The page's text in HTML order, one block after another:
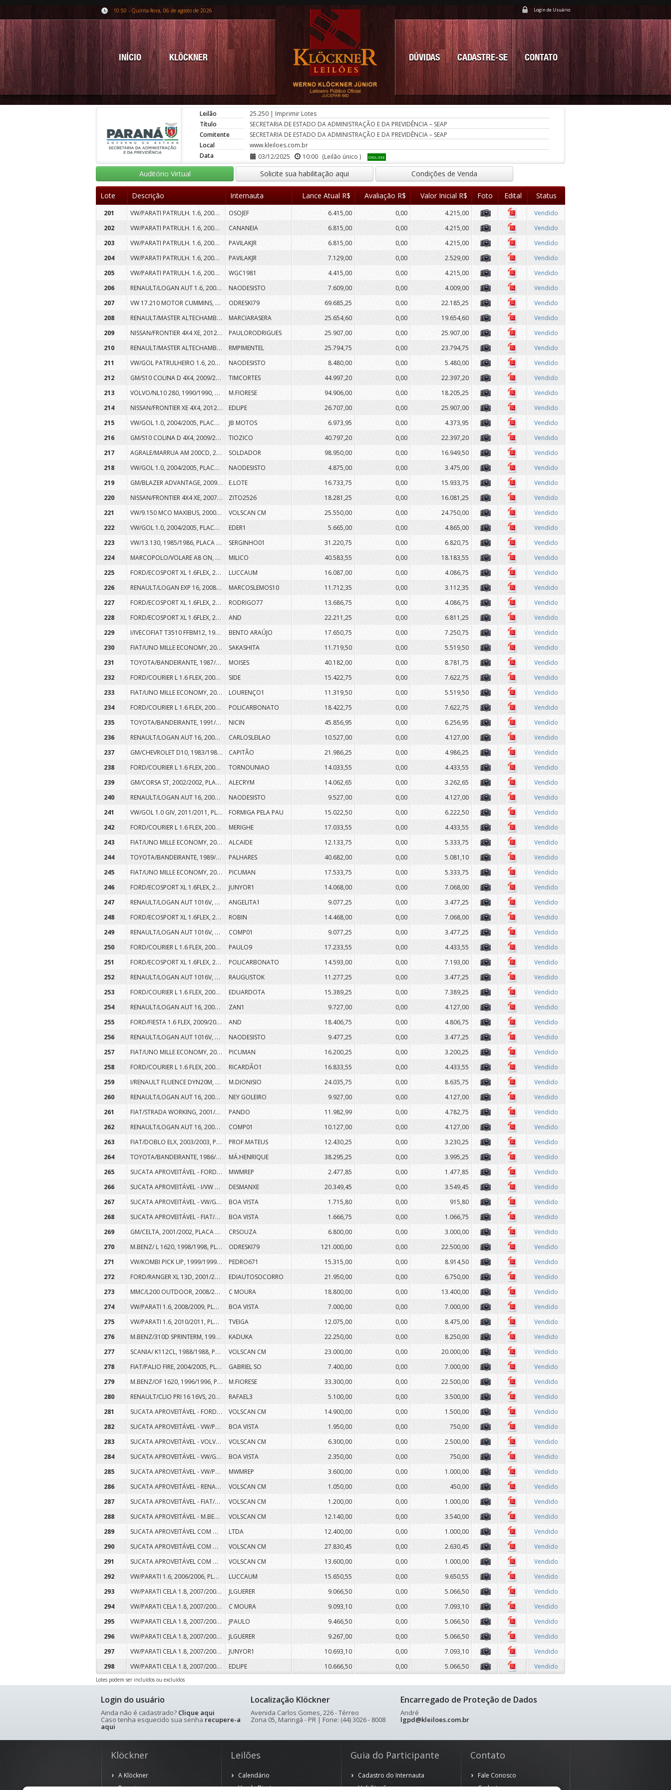
10:50 - Quinta-feira, 06 de agosto de 2026 Login de Usuário
INÍCIO KLÖCKNER CONTATO
CADASTRE-SE
DÚVIDAS
Leilão 25.250 | Imprimir Lotes
Título
SECRETARIA DE ESTADO DA ADMINISTRAÇÃO E DA PREVIDÊNCIA – SEAP
Comitente
SECRETARIA DE ESTADO DA ADMINISTRAÇÃO E DA PREVIDÊNCIA – SEAP
Local
www.kleiloes.com.br
Data
03/12/2025 10:00 (Leilão único ) ONLINE
Auditório Virtual Solicite sua habilitação aqui Condições de Venda
Lote Descrição Internauta Lance Atual R$ Avaliação R$ Valor Inicial R$ Foto Edital Status
201 VW/PARATI PATRULH. 1.6, 2004/2005, PLACA AMG9276, COR BRANCA, ALCOOL/GASOLINA OSOJEF 6.415,00 0,00 4.215,00
Vendido
202
VW/PARATI PATRULH. 1.6, 2004/2005, PLACA AMG9290, COR BRANCA, ALCOOL/GASOLINA CANANEIA 6.815,00 0,00 4.215,00
Vendido
203
VW/PARATI PATRULH. 1.6, 2004/2005, PLACA AMG9299, COR BRANCA, ALCOOL/GASOLINA PAVILAKJR 6.815,00 0,00 4.215,00
Vendido
204
VW/PARATI PATRULH. 1.6, 2004/2005, PLACA AMG9311, COR BRANCA, ALCOOL/GASOLINA PAVILAKJR 7.129,00 0,00 2.529,00
Vendido
205
VW/PARATI PATRULH. 1.6, 2004/2005, PLACA AMH0737, COR BRANCA, ALCOOL/GASOLINA WGC1981 4.415,00 0,00 4.215,00
Vendido
206
RENAULT/LOGAN AUT 1.6, 2008/2008, PLACA AQN1636, COR BRANCA, ALCOOL/GASOLINA NAODESISTO 7.609,00 0,00 4.009,00
Vendido
207
VW 17.210 MOTOR CUMMINS, 2002/2002, PLACA AKW8344, COR VERMELHA, DIESEL ODRESKI79 69.685,25 0,00 22.185,25
Vendido
208
RENAULT/MASTER ALTECHAMB, 2008/2008, PLACA AQZ4616, COR VERMELHA, DIESEL MARCIARASERA 25.654,60 0,00 19.654,60
Vendido
209
NISSAN/FRONTIER 4X4 XE, 2012/2013, PLACA AWA1549, COR VERMELHA, DIESEL PAULORODRIGUES 25.907,00 0,00 25.907,00
Vendido
210
RENAULT/MASTER ALTECHAMB, 2008/2009, PLACA ARB4998, COR VERMELHA, DIESEL RMPIMENTEL 25.794,75 0,00 23.794,75
Vendido
211
VW/GOL PATRULHEIRO 1.6, 2006/2007, PLACA AOL5255, COR VERMELHA, ALCOOL/GASOLINA NAODESISTO 8.480,00 0,00 5.480,00
Vendido
212
GM/S10 COLINA D 4X4, 2009/2010, PLACA ASI5332, COR VERMELHA, DIESEL TIMCORTES 44.997,20 0,00 22.397,20
Vendido
213
VOLVO/NL10 280, 1990/1990, PLACA ABR5494, COR VERMELHA, DIESEL M.FIORESE 94.906,00 0,00 18.205,25
Vendido
214
NISSAN/FRONTIER XE 4X4, 2012/2013, PLACA AWA1532, COR VERMELHA, DIESEL EDLIPE 26.707,00 0,00 25.907,00
Vendido
215
VW/GOL 1.0, 2004/2005, PLACA AMN6576, COR VERMELHA, GASOLINA JB MOTOS 6.973,95 0,00 4.373,95
Vendido
216
GM/S10 COLINA D 4X4, 2009/2010, PLACA ASI5315, COR VERMELHA, DIESEL TIOZICO 40.797,20 0,00 22.397,20
Vendido
217
AGRALE/MARRUA AM 200CD, 2009/2010, PLACA ASC6554, COR VERMELHA, DIESEL SOLDADOR 98.950,00 0,00 16.949,50
Vendido
218
VW/GOL 1.0, 2004/2005, PLACA AMN6671, COR VERMELHA, GASOLINA NAODESISTO 4.875,00 0,00 3.475,00
Vendido
219
GM/BLAZER ADVANTAGE, 2009/2010, PLACA AST6607, COR BRANCA, ALCOOL/GASOLINA E.LOTE 16.733,75 0,00 15.933,75
Vendido
220
NISSAN/FRONTIER 4X4 XE, 2007/2008, PLACA API7276, COR VERMELHA, DIESEL ZITO2526 18.281,25 0,00 16.081,25
Vendido
221
VW/9.150 MCO MAXIBUS, 2000/2001, PLACA AAK7249, COR VERMELHA, DIESEL VOLSCAN CM 25.550,00 0,00 24.750,00
Vendido
222
VW/GOL 1.0, 2004/2005, PLACA AMN6674, COR VERMELHA, GASOLINA EDER1 5.665,00 0,00 4.865,00
Vendido
223
VW/13.130, 1985/1986, PLACA AIG3593, COR VERMELHA, DIESEL SERGINHO01 31.220,75 0,00 6.820,75
Vendido
224
MARCOPOLO/VOLARE A8 ON, 2004/2005, PLACA AMH6514, COR VERMELHA, DIESEL MILICO 40.583,55 0,00 18.183,55
Vendido
225
FORD/ECOSPORT XL 1.6FLEX, 2009/2009, PLACA ARP8B78, COR BRANCA, ALCOOL/GASOLINA LUCCAUM 16.087,00 0,00 4.086,75
Vendido
226
RENAULT/LOGAN EXP 16, 2008/2009, PLACA AQZ9A94, COR BRANCA, ALCOOL/GASOLINA MARCOSLEMOS10 11.712,35 0,00 3.112,35
Vendido
227
FORD/ECOSPORT XL 1.6FLEX, 2009/2009, PLACA ARP5C07, COR BRANCA, ALCOOL/GASOLINA RODRIGO77 13.686,75 0,00 4.086,75
Vendido
228
FORD/ECOSPORT XL 1.6FLEX, 2009/2009, PLACA ARP6E22, COR BRANCA, ALCOOL/GASOLINA AND 22.211,25 0,00 6.811,25
Vendido
229
I/IVECOFIAT T3510 FFBM12, 1999/1999, PLACA MBA9221, COR BRANCA, DIESEL BENTO ARAÚJO 17.650,75 0,00 7.250,75
Vendido
230
FIAT/UNO MILLE ECONOMY, 2009/2010, PLACA ARF9E22, COR BRANCA, ALCOOL/GASOLINA SAKASHITA 11.719,50 0,00 5.519,50
Vendido
231
TOYOTA/BANDEIRANTE, 1987/1987, PLACA AGY8223, COR BRANCA, DIESEL MOISES 40.182,00 0,00 8.781,75
Vendido
232
FORD/COURIER L 1.6 FLEX, 2009/2009, PLACA ARF9799, COR BRANCA, ALCOOL/GASOLINA SIDE 15.422,75 0,00 7.622,75
Vendido
233
FIAT/UNO MILLE ECONOMY, 2009/2010, PLACA ARV8B16, COR BRANCA, ALCOOL/GASOLINA LOURENÇO1 11.319,50 0,00 5.519,50
Vendido
234
FORD/COURIER L 1.6 FLEX, 2009/2009, PLACA ARG0838, COR BRANCA, ALCOOL/GASOLINA POLICARBONATO 18.422,75 0,00 7.622,75
Vendido
235
TOYOTA/BANDEIRANTE, 1991/1991, PLACA ACF8G52, COR CINZA, DIESEL NICIN 45.856,95 0,00 6.256,95
Vendido
236
RENAULT/LOGAN AUT 16, 2008/2008, PLACA AQQ6844, COR BRANCA, ALCOOL/GASOLINA CARLOSLEILAO 10.527,00 0,00 4.127,00
Vendido
237
GM/CHEVROLET D10, 1983/1983, PLACA AIQ2E52, COR BRANCA, DIESEL CAPITÃO 21.986,25 0,00 4.986,25
Vendido
238
FORD/COURIER L 1.6 FLEX, 2009/2009, PLACA ARF9H96, COR BRANCA, ALCOOL/GASOLINA TORNOUNIAO 14.033,55 0,00 4.433,55
Vendido
239
GM/CORSA ST, 2002/2002, PLACA AJC8806, COR BRANCA, GASOLINA ALECRYM 14.062,65 0,00 3.262,65
Vendido
240
RENAULT/LOGAN AUT 16, 2008/2008, PLACA AQQ6889, COR BRANCA, ALCOOL/GASOLINA NAODESISTO 9.527,00 0,00 4.127,00
Vendido
241
VW/GOL 1.0 GIV, 2011/2011, PLACA ATO5941, COR BRANCA, ALCOOL/GASOLINA FORMIGA PELA PAU 15.022,50 0,00 6.222,50
Vendido
242
FORD/COURIER L 1.6 FLEX, 2009/2009, PLACA ARF9I14, COR BRANCA, ALCOOL/GASOLINA MERIGHE 17.033,55 0,00 4.433,55
Vendido
243
FIAT/UNO MILLE ECONOMY, 2009/2010, PLACA ARF9I20, COR BRANCA, ALCOOL/GASOLINA ALCAIDE 12.133,75 0,00 5.333,75
Vendido
244
TOYOTA/BANDEIRANTE, 1989/1989, PLACA ACK0J69, COR BRANCA, DIESEL PALHARES 40.682,00 0,00 5.081,10
Vendido
245
FIAT/UNO MILLE ECONOMY, 2009/2010, PLACA ARF9I35, COR BRANCA, ALCOOL/GASOLINA PICUMAN 17.533,75 0,00 5.333,75
Vendido
246
FORD/ECOSPORT XL 1.6FLEX, 2009/2009, PLACA ARG0I14, COR BRANCA, ALCOOL/GASOLINA JUNYOR1 14.068,00 0,00 7.068,00
Vendido
247
RENAULT/LOGAN AUT 1016V, 2008/2009, PLACA AQR0485, COR BRANCA, ALCOOL/GASOLINA ANGELITA1 9.077,25 0,00 3.477,25
Vendido
248
FORD/ECOSPORT XL 1.6FLEX, 2009/2009, PLACA ARG0H98, COR BRANCA, ALCOOL/GASOLINA ROBIN 14.468,00 0,00 7.068,00
Vendido
249
RENAULT/LOGAN AUT 1016V, 2008/2009, PLACA AQR0527, COR BRANCA, ALCOOL/GASOLINA COMP01 9.077,25 0,00 3.477,25
Vendido
250
FORD/COURIER L 1.6 FLEX, 2009/2009, PLACA ARG0I35, COR BRANCA, ALCOOL/GASOLINA PAULO9 17.233,55 0,00 4.433,55
Vendido
251
FORD/ECOSPORT XL 1.6FLEX, 2009/2009, PLACA ARG0I42, COR BRANCA, ALCOOL/GASOLINA POLICARBONATO 14.593,00 0,00 7.193,00
Vendido
252
RENAULT/LOGAN AUT 1016V, 2008/2009, PLACA AQR0532, COR BRANCA, ALCOOL/GASOLINA RAUGUSTOK 11.277,25 0,00 3.477,25
Vendido
253
FORD/COURIER L 1.6 FLEX, 2009/2009, PLACA ARU0D83, COR BRANCA, ALCOOL/GASOLINA EDUARDOTA 15.389,25 0,00 7.389,25
Vendido
254
RENAULT/LOGAN AUT 16, 2008/2008, PLACA AQR6368, COR BRANCA, ALCOOL/GASOLINA ZAN1 9.727,00 0,00 4.127,00
Vendido
255
FORD/FIESTA 1.6 FLEX, 2009/2009, PLACA ARU8C47, COR BRANCA, ALCOOL/GASOLINA AND 18.406,75 0,00 4.806,75
Vendido
256
RENAULT/LOGAN AUT 1016V, 2008/2009, PLACA AQR6442, COR BRANCA, ALCOOL/GASOLINA NAODESISTO 9.477,25 0,00 3.477,25
Vendido
257
FIAT/UNO MILLE ECONOMY, 2009/2010, PLACA ARV7J68, COR BRANCA, ALCOOL/GASOLINA PICUMAN 16.200,25 0,00 3.200,25
Vendido
258
FORD/COURIER L 1.6 FLEX, 2009/2009, PLACA ARF9I09, COR BRANCA, ALCOOL/GASOLINA RICARDÃO1 16.833,55 0,00 4.433,55
Vendido
259
I/RENAULT FLUENCE DYN20M, 2012/2013, PLACA AVF2F45, COR BRANCA, ALCOOL/GASOLINA M.DIONISIO 24.035,75 0,00 8.635,75
Vendido
260
RENAULT/LOGAN AUT 16, 2008/2008, PLACA AQR6471, COR BRANCA, ALCOOL/GASOLINA NEY GOLEIRO 9.927,00 0,00 4.127,00
Vendido
261
FIAT/STRADA WORKING, 2001/2001, PLACA DDS9G55, COR AZUL, GASOLINA PANDO 11.982,99 0,00 4.782,75
Vendido
262
RENAULT/LOGAN AUT 16, 2008/2008, PLACA AQS0325, COR BRANCA, ALCOOL/GASOLINA COMP01 10.127,00 0,00 4.127,00
Vendido
263
FIAT/DOBLO ELX, 2003/2003, PLACA HBH0528, COR PRATA, GASOLINA PROF.MATEUS 12.430,25 0,00 3.230,25
Vendido
264
TOYOTA/BANDEIRANTE, 1986/1986, PLACA AIU7714, COR VERDE, DIESEL MÁ.HENRIQUE 38.295,25 0,00 3.995,25
Vendido
265
SUCATA APROVEITÁVEL - FORD/COURIER L 1.6 FLEX, 2009/2009, PLACA ARF9811, COR BRANCA, ALCOOL/GASOLINA MWMREP 2.477,85 0,00 1.477,85
Vendido
266
SUCATA APROVEITÁVEL - I/VW AMAROK CD 4X4 S, 2012/2013, PLACA AWI7032, COR BRANCA, DIESEL DESMANXE 20.349,45 0,00 3.549,45
Vendido
267
SUCATA APROVEITÁVEL - VW/GOL 1.0, 2007/2007, PLACA AOS7559, COR BRANCA, ALCOOL/GASOLINA BOA VISTA 1.715,80 0,00 915,80
Vendido
268
SUCATA APROVEITÁVEL - FIAT/UNO MILLE ECONOMY, 2009/2010, PLACA ARV8126, COR BRANCA, ALCOOL/GASOLINA BOA VISTA 1.666,75 0,00 1.066,75
Vendido
269
GM/CELTA, 2001/2002, PLACA AGE7212, COR PRATA, GASOLINA CRSOUZA 6.800,00 0,00 3.000,00
Vendido
270
M.BENZ/ L 1620, 1998/1998, PLACA AID1595, COR BRANCA, DIESEL ODRESKI79 121.000,00 0,00 22.500,00
Vendido
271
VW/KOMBI PICK UP, 1999/1999, PLACA AIK8659, COR BRANCA, GASOLINA PEDRO671 15.315,00 0,00 8.914,50
Vendido
272
FORD/RANGER XL 13D, 2001/2001, PLACA AJZ7216, COR CINZA, DIESEL EDIAUTOSOCORRO 21.950,00 0,00 6.750,00
Vendido
273
MMC/L200 OUTDOOR, 2008/2008, PLACA AQG4F41, COR PRATA, DIESEL C MOURA 18.800,00 0,00 13.400,00
Vendido
274
VW/PARATI 1.6, 2008/2009, PLACA AQG3818, COR BRANCA, ALCOOL/GASOLINA BOA VISTA 7.000,00 0,00 7.000,00
Vendido
275
VW/PARATI 1.6, 2010/2011, PLACA ASU8331, COR BRANCA, ALCOOL/GASOLINA TVEIGA 12.075,00 0,00 8.475,00
Vendido
276
M.BENZ/310D SPRINTERM, 1998/1998, PLACA CPI0604, COR BRANCA, DIESEL KADUKA 22.250,00 0,00 8.250,00
Vendido
277
SCANIA/ K112CL, 1988/1988, PLACA EDN8126, COR BRANCA, DIESEL VOLSCAN CM 23.000,00 0,00 20.000,00
Vendido
278
FIAT/PALIO FIRE, 2004/2005, PLACA HCG6889, COR CINZA, GASOLINA GABRIEL SO 7.400,00 0,00 7.000,00
Vendido
279
M.BENZ/OF 1620, 1996/1996, PLACA IFF5740, COR BRANCA, DIESEL M.FIORESE 33.300,00 0,00 22.500,00
Vendido
280
RENAULT/CLIO PRI 16 16VS, 2005/2005, PLACA NGQ3010, COR CINZA, ALCOOL/GASOLINA RAFAEL3 5.100,00 0,00 3.500,00
Vendido
281
SUCATA APROVEITÁVEL - FORD/F 1000 4.9I S, 1995/1995, PLACA AGA2285, COR AZUL, GASOLINA VOLSCAN CM 14.900,00 0,00 1.500,00
Vendido
282
SUCATA APROVEITÁVEL - VW/PARATI CL 1.6 MI, 1997/1997, PLACA AHA1711, COR AZUL, GASOLINA BOA VISTA 1.950,00 0,00 750,00
Vendido
283
SUCATA APROVEITÁVEL - VOLVO/ B58 4X2, 1997/1997, PLACA AHD9585, COR AZUL, DIESEL VOLSCAN CM 6.300,00 0,00 2.500,00
Vendido
284
SUCATA APROVEITÁVEL - VW/GOL CL 1.6 MI, 1998/1998, PLACA AHR0498, COR BRANCA, GASOLINA BOA VISTA 2.350,00 0,00 750,00
Vendido
285
SUCATA APROVEITÁVEL - VW/PARATI 1.8, 2001/2001, PLACA AJU0395, COR BRANCA, GASOLINA MWMREP 3.600,00 0,00 1.000,00
Vendido
286
SUCATA APROVEITÁVEL - RENAULT/CLIO RN 1.0 16V, 2001/2001, PLACA AKC2486, COR PRATA, GASOLINA VOLSCAN CM 1.050,00 0,00 450,00
Vendido
287
SUCATA APROVEITÁVEL - FIAT/PALIO FIRE, 2005/2005, PLACA AMN3147, COR BRANCA, GASOLINA VOLSCAN CM 1.200,00 0,00 1.000,00
Vendido
288
SUCATA APROVEITÁVEL - M.BENZ/ 413CDI SPRINTERM, 2008/2008, PLACA MWW4962, COR BRANCA, DIESEL VOLSCAN CM 12.140,00 0,00 3.540,00
Vendido
289
SUCATA APROVEITÁVEL COM MOTOR INSERVÍVEL - GM/CHEVROLET A20, 1986/1986, PLACA AEV8721, COR BEGE, ALCOOL LTDA 12.400,00 0,00 1.000,00
Vendido
290
SUCATA APROVEITÁVEL COM MOTOR INSERVÍVEL - M.BENZ/L 1517, 1986/1986, PLACA AAA4011, COR AZUL, DIESEL VOLSCAN CM 27.830,45 0,00 2.630,45
Vendido
291
SUCATA APROVEITÁVEL COM MOTOR INSERVÍVEL - GM/CHEVROLET A20, 1987/1987, PLACA AEV8747, COR BRANCA, ALCOOL VOLSCAN CM 13.600,00 0,00 1.000,00
Vendido
292
VW/PARATI 1.6, 2006/2006, PLACA ANN9192, COR BRANCA, ALCOOL/GASOLINA LUCCAUM 15.650,55 0,00 9.650,55
Vendido
293
VW/PARATI CELA 1.8, 2007/2008, PLACA APM7092, COR BRANCA, ALCOOL/GASOLINA JLGUERER 9.066,50 0,00 5.066,50
Vendido
294
VW/PARATI CELA 1.8, 2007/2008, PLACA APN2269, COR BRANCA, ALCOOL/GASOLINA C MOURA 9.093,10 0,00 7.093,10
Vendido
295
VW/PARATI CELA 1.8, 2007/2008, PLACA APN2278, COR BRANCA, ALCOOL/GASOLINA JPAULO 9.466,50 0,00 5.066,50
Vendido
296
VW/PARATI CELA 1.8, 2007/2008, PLACA APN2331, COR BRANCA, ALCOOL/GASOLINA JLGUERER 9.267,00 0,00 5.066,50
Vendido
297
VW/PARATI CELA 1.8, 2007/2008, PLACA APN2401, COR BRANCA, ALCOOL/GASOLINA JUNYOR1 10.693,10 0,00 7.093,10
Vendido
298
VW/PARATI CELA 1.8, 2007/2008, PLACA APN2415, COR BRANCA, ALCOOL/GASOLINA EDLIPE 10.666,50 0,00 5.066,50 Vendido
Lotes podem ser incluídos ou excluídos
Login do usuário
Ainda não é cadastrado? Clique aqui
Caso tenha esquecido sua senha recupere-a
aqui
Localização Klöckner
Avenida Carlos Gomes, 226 - Térreo
Zona 05, Maringá - PR | Fone: (44) 3026 - 8008
Encarregado de Proteção de Dados
André
lgpd@kleiloes.com.br
Klöckner
A Klöckner
Parceiros
Leilões
Calendário
Venda Direta
Guia do Participante
Cadastro do Internauta
Habilitação
Contato
Fale Conosco
Cadastre-se